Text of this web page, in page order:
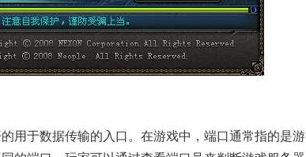
用于数据传输的入口。在游戏中，端口通常指的是游